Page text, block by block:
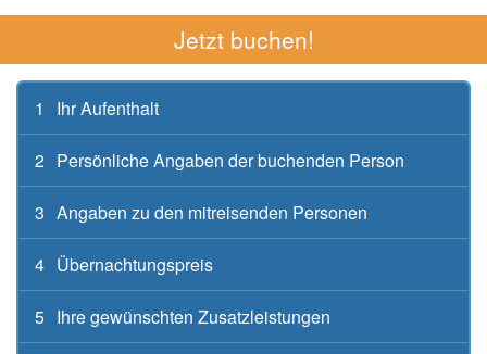
Jetzt buchen!
1 Ihr Aufenthalt
2 Persönliche Angaben der buchenden Person
3 Angaben zu den mitreisenden Personen
4 Übernachtungspreis
5 Ihre gewünschten Zusatzleistungen